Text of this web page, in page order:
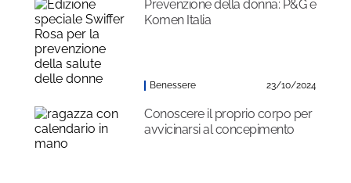
Prevenzione della donna: P&G e
Komen Italia
Benessere 23/10/2024
Conoscere il proprio corpo per
avvicinarsi al concepimento